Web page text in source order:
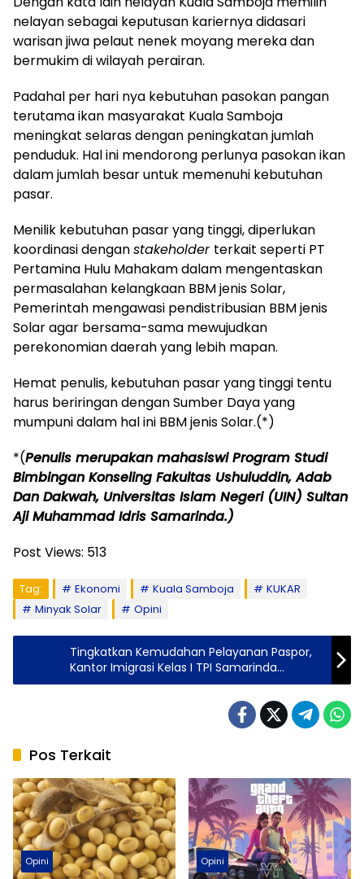
nelayan sebagai keputusan kariernya didasari
warisan jiwa pelaut nenek moyang mereka dan
bermukim di wilayah perairan.
Padahal per hari nya kebutuhan pasokan pangan
terutama ikan masyarakat Kuala Samboja
meningkat selaras dengan peningkatan jumlah
penduduk. Hal ini mendorong perlunya pasokan ikan
dalam jumlah besar untuk memenuhi kebutuhan
pasar.
Menilik kebutuhan pasar yang tinggi, diperlukan
koordinasi denganstakeholder terkait seperti PT
Pertamina Hulu Mahakam dalam mengentaskan
permasalahan kelangkaan BBM jenis Solar,
Pemerintah mengawasi pendistribusian BBM jenis
Solar agar bersama-sama mewujudkan
perekonomian daerah yang lebih mapan.
Hemat penulis, kebutuhan pasar yang tinggi tentu
harus beriringan dengan Sumber Daya yang
mumpuni dalam hal ini BBM jenis Solar.(*)
*(Penulis merupakan mahasiswi Program Studi
Bimbingan Konseling Fakultas Ushuluddin, Adab
Dan Dakwah, Universitas Islam Negeri (UIN) Sultan
Aji Muhammad Idris Samarinda.)
Post Views: 513
Tag: Ekonomi Kuala Samboja
KUKAR
Minyak Solar
Opini
Tingkatkan Kemudahan Pelayanan Paspor,
Kantor Imigrasi Kelas I TPI Samarinda
Perkenalkan Aplikasi M-Paspor
Pos Terkait
Opini Opini